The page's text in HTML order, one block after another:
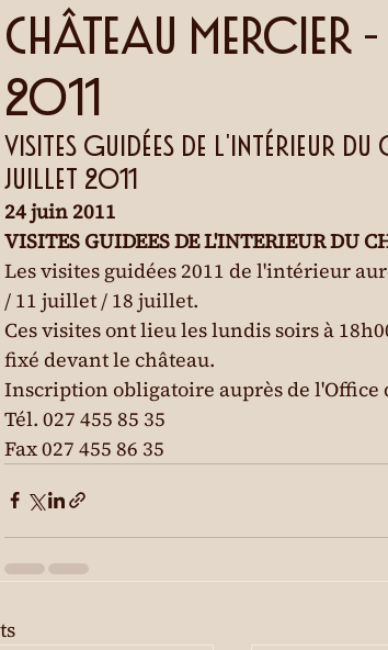
Château Mercier -
2011
Visites guidées de l'intérieur du
Juillet 2011
24 juin 2011
VISITES GUIDEES DE L'INTERIEUR DU
Les visites guidées 2011 de l'intérieur
/ 11 juillet / 18 juillet.
Ces visites ont lieu les lundis soirs à
fixé devant le château.
Inscription obligatoire auprès de l'Office
Tél. 027 455 85 35
Fax 027 455 86 35